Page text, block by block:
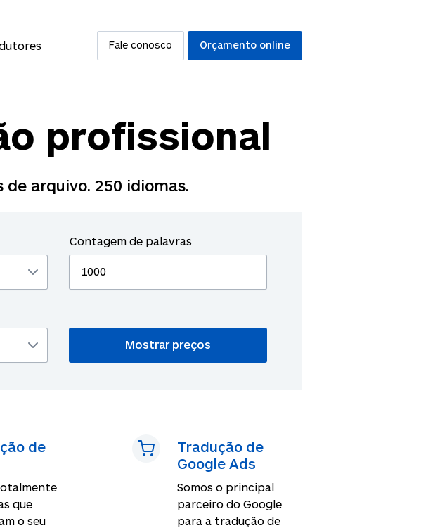
Fale conosco Orçamento online
profissional
de arquivo. 250 idiomas.
Contagem de palavras
de
que
o seu
Tradução de
Google Ads
Somos o principal
parceiro do Google
para a tradução de